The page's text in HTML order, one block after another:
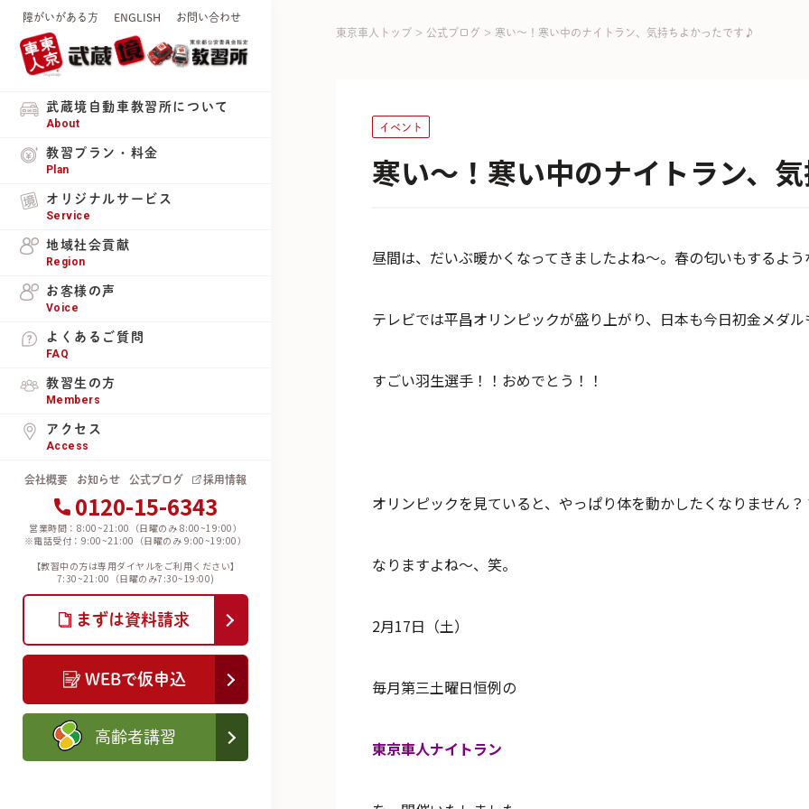
障がいがある方 ENGLISH お問い合わせ
武蔵境自動車教習所について
About
教習プラン・料金
Plan
オリジナルサービス
Service
地域社会貢献
Region
お客様の声
Voice
よくあるご質問
FAQ
教習生の方
Members
アクセス
Access
会社概要 お知らせ 公式ブログ 採用情報
0120-15-6343
営業時間：8:00~21:00（日曜のみ 8:00~19:00）
※電話受付：9:00~21:00（日曜のみ 9:00~19:00）
【教習中の方は専用ダイヤルをご利用ください】
7:30~21:00（日曜のみ7:30~19:00)
まずは資料請求
WEBで仮申込
高齢者講習
東京車人トップ > 公式ブログ > 寒い～！寒い中のナイトラン、気持ちよかったです♪
イベント
寒い～！寒い中のナイトラン、
昼間は、だいぶ暖かくなってきましたよね～。春の匂いもするよ
テレビでは平昌オリンピックが盛り上がり、日本も今日初金メダ
すごい羽生選手！！おめでとう！！
オリンピックを見ていると、やっぱり体を動かしたくなりません？
なりますよね～、笑。
2月17日（土）
毎月第三土曜日恒例の
東京車人ナイトラン